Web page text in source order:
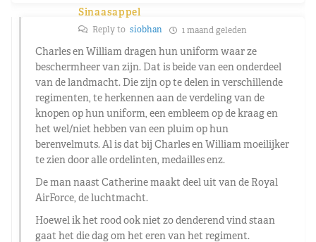
Sinaasappel
Reply to siobhan 1 maand geleden
Charles en William dragen hun uniform waar ze
beschermheer van zijn. Dat is beide van een onderdeel
van de landmacht. Die zijn op te delen in verschillende
regimenten, te herkennen aan de verdeling van de
knopen op hun uniform, een embleem op de kraag en
het wel/niet hebben van een pluim op hun
berenvelmuts. Al is dat bij Charles en William moeilijker
te zien door alle ordelinten, medailles enz.
De man naast Catherine maakt deel uit van de Royal
AirForce, de luchtmacht.
Hoewel ik het rood ook niet zo denderend vind staan
gaat het die dag om het eren van het regiment.